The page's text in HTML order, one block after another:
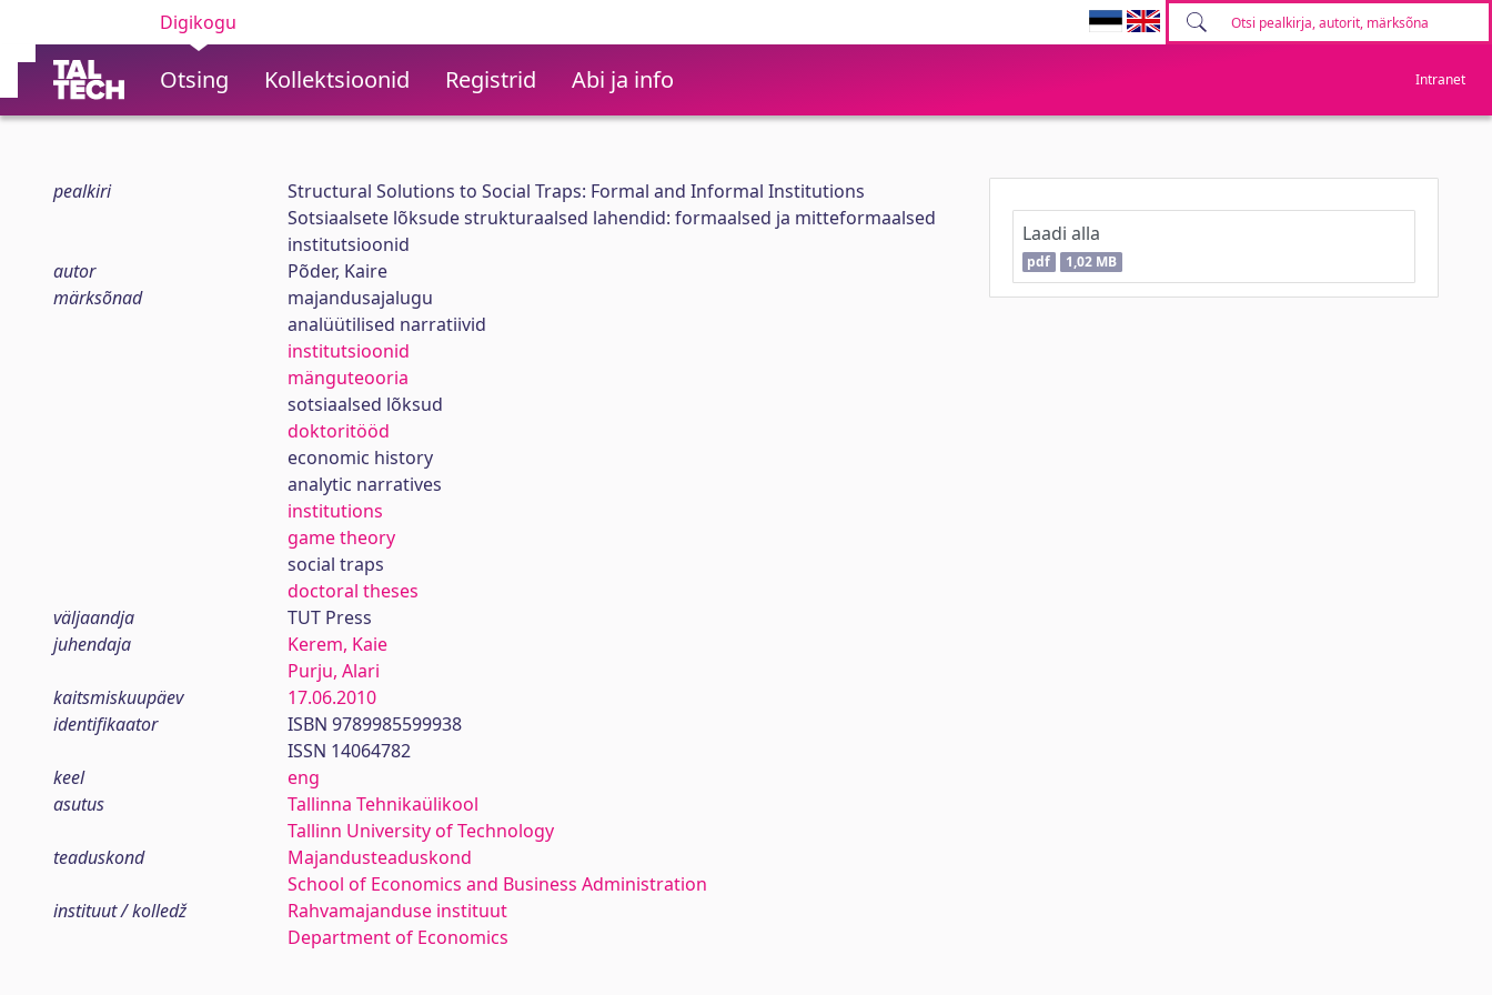
Digikogu
Otsing Kollektsioonid Registrid Abi ja info Intranet
pealkiri
Structural Solutions to Social Traps: Formal and Informal Institutions
Sotsiaalsete lõksude strukturaalsed lahendid: formaalsed ja mitteformaalsed
institutsioonid
autor
Põder, Kaire
märksõnad
majandusajalugu
analüütilised narratiivid
institutsioonid
mänguteooria
sotsiaalsed lõksud
doktoritööd
economic history
analytic narratives
institutions
game theory
social traps
doctoral theses
väljaandja
TUT Press
juhendaja
Kerem, Kaie
Purju, Alari
kaitsmiskuupäev
17.06.2010
identifikaator
ISBN 9789985599938
ISSN 14064782
keel
eng
asutus
Tallinna Tehnikaülikool
Tallinn University of Technology
teaduskond
Majandusteaduskond
School of Economics and Business Administration
instituut / kolledž
Rahvamajanduse instituut
Department of Economics
Laadi alla
pdf 1,02 MB